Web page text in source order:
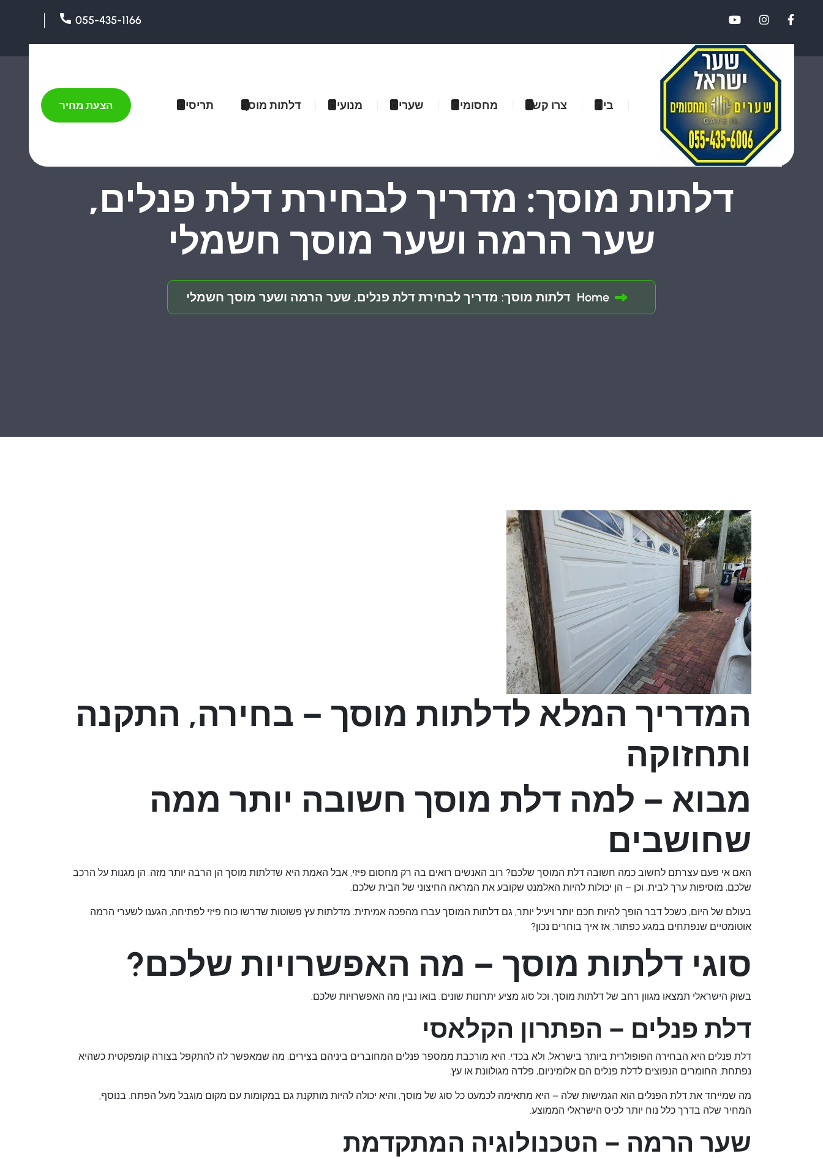
055-435-1166
בית צרו קשר מחסומים שערים מנועים דלתות מוסך תריסים הצעת מחיר
דלתות מוסך: מדריך לבחירת דלת פנלים,
שער הרמה ושער מוסך חשמלי
Home דלתות מוסך: מדריך לבחירת דלת פנלים, שער הרמה ושער מוסך חשמלי
המדריך המלא לדלתות מוסך – בחירה, התקנה
ותחזוקה
מבוא – למה דלת מוסך חשובה יותר ממה
שחושבים
האם אי פעם עצרתם לחשוב כמה חשובה דלת המוסך שלכם? רוב האנשים רואים בה רק מחסום פיזי, אבל האמת היא שדלתות מוסך הן הרבה יותר מזה. הן מגנות על הרכב
שלכם, מוסיפות ערך לבית, וכן – הן יכולות להיות האלמנט שקובע את המראה החיצוני של הבית שלכם.
בעולם של היום, כשכל דבר הופך להיות חכם יותר ויעיל יותר, גם דלתות המוסך עברו מהפכה אמיתית. מדלתות עץ פשוטות שדרשו כוח פיזי לפתיחה, הגענו לשערי הרמה
אוטומטיים שנפתחים במגע כפתור. אז איך בוחרים נכון?
סוגי דלתות מוסך – מה האפשרויות שלכם?
בשוק הישראלי תמצאו מגוון רחב של דלתות מוסך, וכל סוג מציע יתרונות שונים. בואו נבין מה האפשרויות שלכם.
דלת פנלים – הפתרון הקלאסי
דלת פנלים היא הבחירה הפופולרית ביותר בישראל, ולא בכדי. היא מורכבת ממספר פנלים המחוברים ביניהם בצירים, מה שמאפשר לה להתקפל בצורה קומפקטית כשהיא
נפתחת. החומרים הנפוצים לדלת פנלים הם אלומיניום, פלדה מגולוונת או עץ.
מה שמייחד את דלת הפנלים הוא הגמישות שלה – היא מתאימה לכמעט כל סוג של מוסך, והיא יכולה להיות מותקנת גם במקומות עם מקום מוגבל מעל הפתח. בנוסף,
המחיר שלה בדרך כלל נוח יותר לכיס הישראלי הממוצע.
שער הרמה – הטכנולוגיה המתקדמת